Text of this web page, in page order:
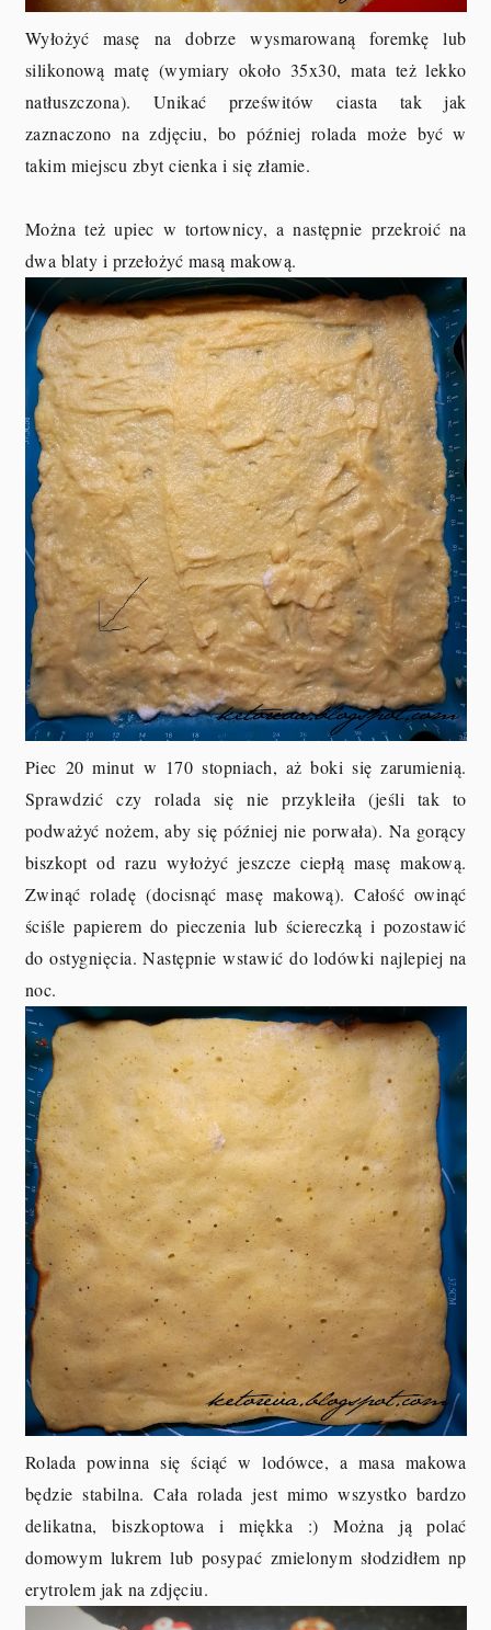
Wyłożyć masę na dobrze wysmarowaną foremkę lub
silikonową matę (wymiary około 35x30, mata też lekko
natłuszczona). Unikać prześwitów ciasta tak jak
zaznaczono na zdjęciu, bo później rolada może być w
takim miejscu zbyt cienka i się złamie.
Można też upiec w tortownicy, a następnie przekroić na
dwa blaty i przełożyć masą makową.
Piec 20 minut w 170 stopniach, aż boki się zarumienią.
Sprawdzić czy rolada się nie przykleiła (jeśli tak to
podważyć nożem, aby się później nie porwała). Na gorący
biszkopt od razu wyłożyć jeszcze ciepłą masę makową.
Zwinąć roladę (docisnąć masę makową). Całość owinąć
ściśle papierem do pieczenia lub ściereczką i pozostawić
do ostygnięcia. Następnie wstawić do lodówki najlepiej na
noc.
Rolada powinna się ściąć w lodówce, a masa makowa
będzie stabilna. Cała rolada jest mimo wszystko bardzo
delikatna, biszkoptowa i miękka :) Można ją polać
domowym lukrem lub posypać zmielonym słodzidłem np
erytrolem jak na zdjęciu.